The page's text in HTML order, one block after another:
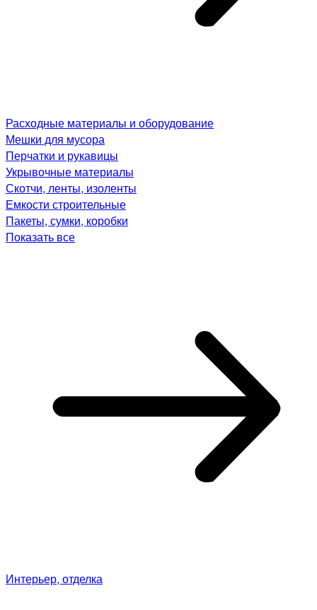
Расходные материалы и оборудование
Мешки для мусора
Перчатки и рукавицы
Укрывочные материалы
Скотчи, ленты, изоленты
Емкости строительные
Пакеты, сумки, коробки
Показать все
Интерьер, отделка